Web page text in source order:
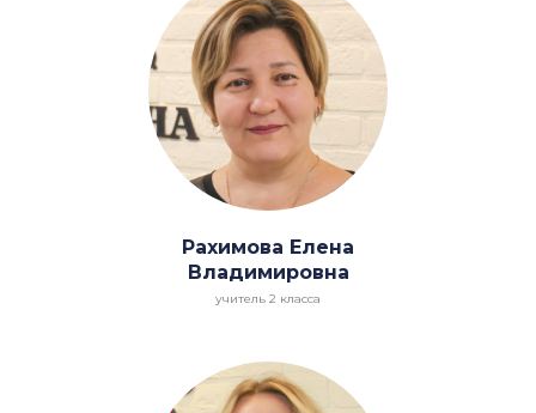
Рахимова Елена
Владимировна
учитель 2 класса